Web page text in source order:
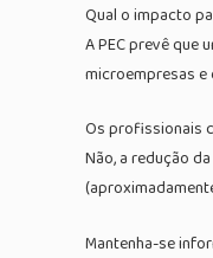
Qual o impacto
A PEC prevê
microempresas
Os profissionais
Não, a redução
Mantenha-se